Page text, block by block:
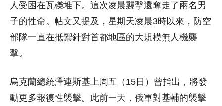
人受困在瓦礫堆下。這次凌晨襲擊還奪走了兩名男
子的性命。帖文又提及，星期天凌晨3時以來，防空
部隊一直在抵禦針對首都地區的大規模無人機襲
擊。
烏克蘭總統澤連斯基上周五（15日）曾指出，將發
動更多報復性襲擊。此前一天，俄軍對基輔的襲擊